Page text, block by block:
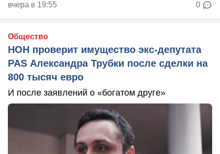
вчера в 19:55 0
Общество
НОН проверит имущество экс-депутата
PAS Александра Трубки после сделки на
800 тысяч евро
И после заявлений о «богатом друге»